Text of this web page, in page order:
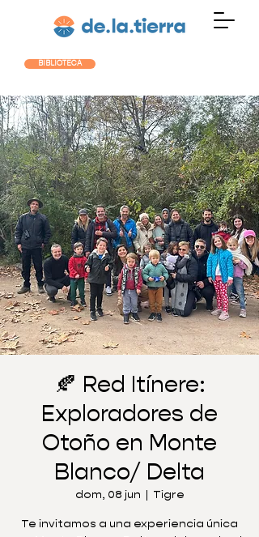
BIBLIOTECA
🍂 Red Itínere:
Exploradores de
Otoño en Monte
Blanco/ Delta
dom, 08 jun Tigre
Te invitamos a una experiencia única